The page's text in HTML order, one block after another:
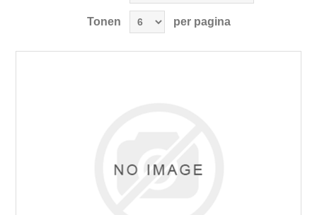
Tonen per pagina